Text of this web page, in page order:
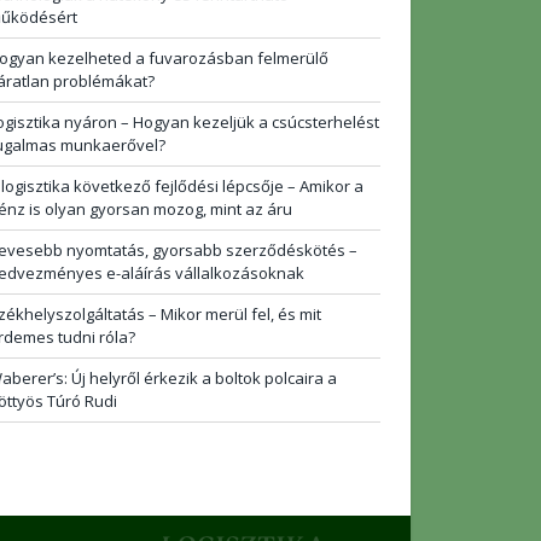
kezelheted a fuvarozásban felmerülő
problémákat?
nyáron – Hogyan kezeljük a csúcsterhelést
munkaerővel?
következő fejlődési lépcsője – Amikor a
is olyan gyorsan mozog, mint az áru
nyomtatás, gyorsabb szerződéskötés –
e-aláírás vállalkozásoknak
– Mikor merül fel, és mit
tudni róla?
Új helyről érkezik a boltok polcaira a
Túró Rudi